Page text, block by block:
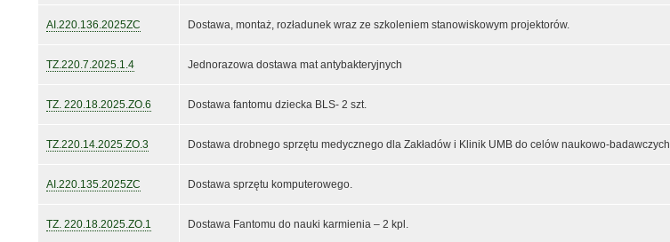
AI.220.136.2025ZC Dostawa, montaż, rozładunek wraz ze szkoleniem stanowiskowym projektorów.
TZ.220.7.2025.1.4 Jednorazowa dostawa mat antybakteryjnych
TZ. 220.18.2025.ZO.6 Dostawa fantomu dziecka BLS- 2 szt.
TZ.220.14.2025.ZO.3 Dostawa drobnego sprzętu medycznego dla Zakładów i Klinik UMB do celów naukowo-badawczych
AI.220.135.2025ZC Dostawa sprzętu komputerowego.
TZ. 220.18.2025.ZO.1 Dostawa Fantomu do nauki karmienia – 2 kpl.